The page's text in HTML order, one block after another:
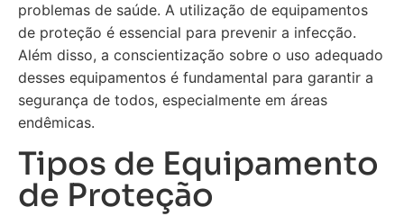
problemas de saúde. A utilização de equipamentos
de proteção é essencial para prevenir a infecção.
Além disso, a conscientização sobre o uso adequado
desses equipamentos é fundamental para garantir a
segurança de todos, especialmente em áreas
endêmicas.
Tipos de Equipamento
de Proteção